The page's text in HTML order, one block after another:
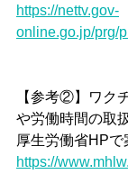
https://nettv.gov-
online.go.jp/prg/
【参考②】ワク
や労働時間の取
厚生労働省HPで
https://